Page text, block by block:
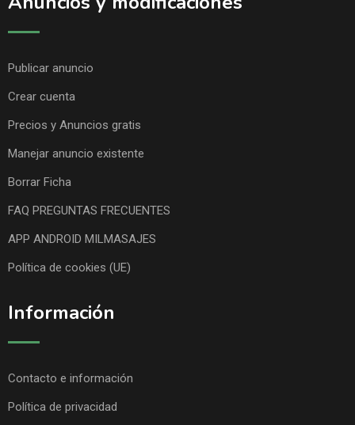
Publicar anuncio
Crear cuenta
Precios y Anuncios gratis
Manejar anuncio existente
Borrar Ficha
FAQ PREGUNTAS FRECUENTES
APP ANDROID MILMASAJES
Política de cookies (UE)
Información
Contacto e información
Política de privacidad